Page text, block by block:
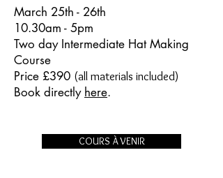
March 25th - 26th
10.30am - 5pm
Two day Intermediate Hat Making
Course
Price £390 (all materials included)
Book directly here.
COURS À VENIR